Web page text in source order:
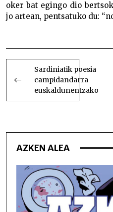
oker bat egingo dio
jo artean, pentsatuko du:
BIDALKETETAN
ZEHAR
NABIGATU
Sardiniatik poesia
campidandarra
euskaldunentzako
AZKEN ALEA